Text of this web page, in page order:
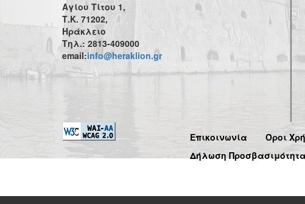
Αγίου Τίτου 1,
Τ.Κ. 71202,
Ηράκλειο
Τηλ.: 2813-409000
email:info@heraklion.gr
Επικοινωνία
Όροι
Δήλωση